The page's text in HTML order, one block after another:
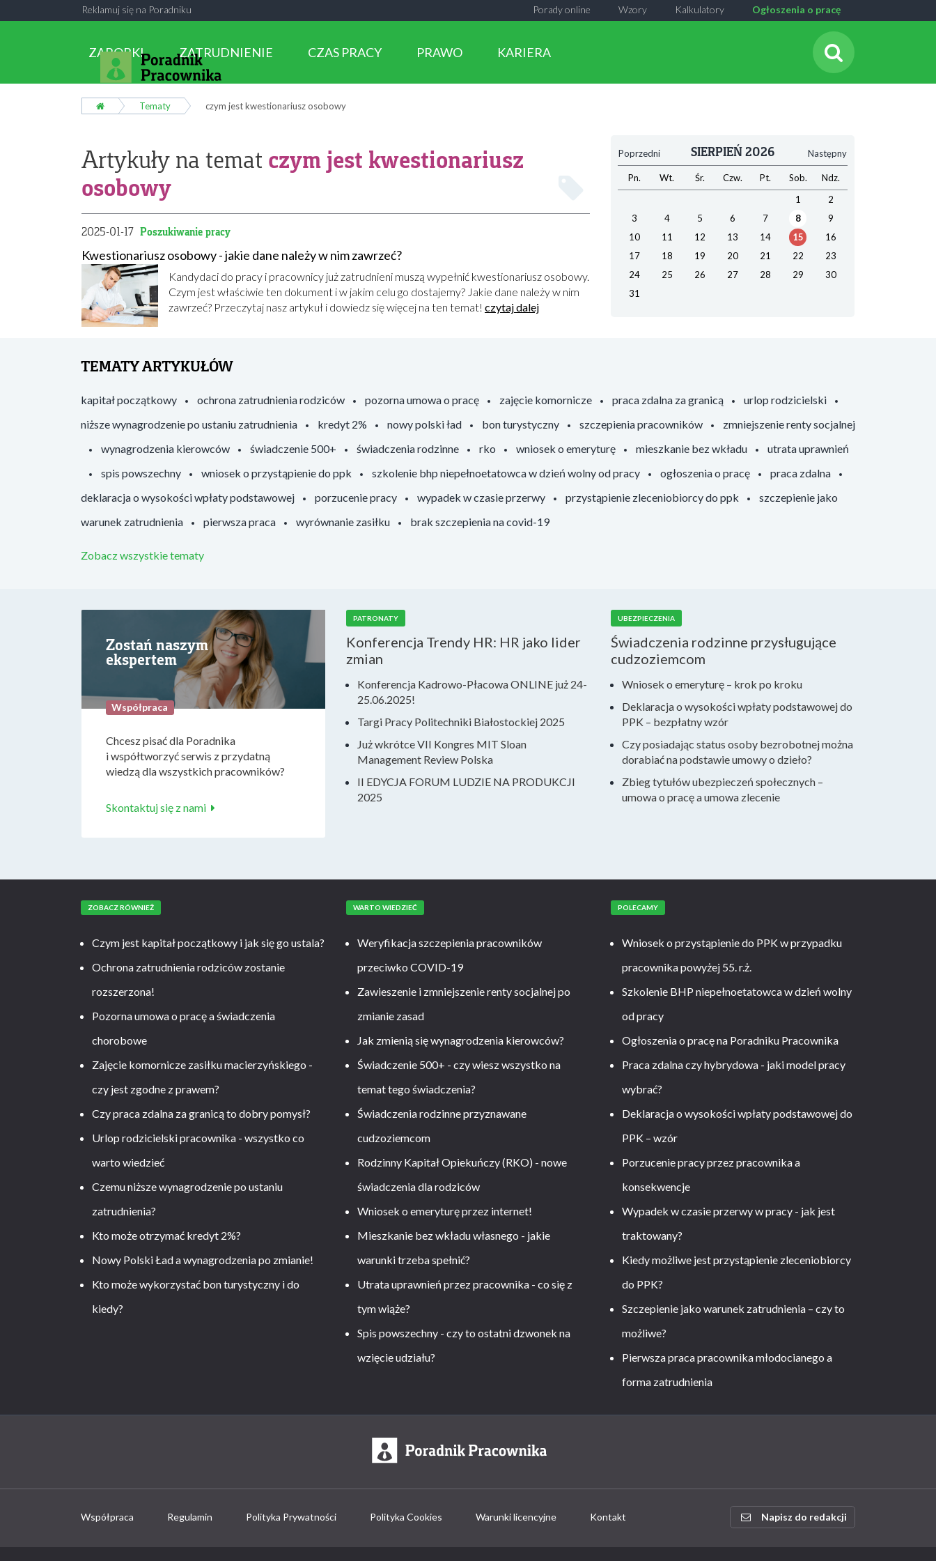
Reklamuj się na Poradniku Ogłoszenia o pracę
Kalkulatory
Wzory
Porady online
ZAROBKI ZATRUDNIENIE CZAS PRACY PRAWO KARIERA
Tematy czym jest kwestionariusz osobowy
Artykuły na temat czym jest kwestionariusz
osobowy
2025-01-17 Poszukiwanie pracy
Kwestionariusz osobowy - jakie dane należy w nim zawrzeć?
Kandydaci do pracy i pracownicy już zatrudnieni muszą wypełnić kwestionariusz osobowy.
Czym jest właściwie ten dokument i w jakim celu go dostajemy? Jakie dane należy w nim
zawrzeć? Przeczytaj nasz artykuł i dowiedz się więcej na ten temat! czytaj dalej
Poprzedni Następny
SIERPIEŃ 2026
Pn. Wt. Śr. Czw. Pt. Sob.
Ndz.
1
2
3
4 5 6 7 8
9
10
11 12 13 14 15
16
17
18 19 20 21 22
23
24
25 26 27 28 29
30
31
TEMATY ARTYKUŁÓW
kapitał początkowy ochrona zatrudnienia rodziców pozorna umowa o pracę zajęcie komornicze praca zdalna za granicą
urlop rodzicielski
niższe wynagrodzenie po ustaniu zatrudnienia
kredyt 2% nowy polski ład bon turystyczny szczepienia pracowników
zmniejszenie renty socjalnej
wynagrodzenia kierowców
świadczenie 500+ świadczenia rodzinne rko wniosek o emeryturę mieszkanie bez wkładu
utrata uprawnień
spis powszechny
wniosek o przystąpienie do ppk szkolenie bhp niepełnoetatowca w dzień wolny od pracy ogłoszenia o pracę
praca zdalna
deklaracja o wysokości wpłaty podstawowej
porzucenie pracy wypadek w czasie przerwy przystąpienie zleceniobiorcy do ppk
szczepienie jako
warunek zatrudnienia
pierwsza praca wyrównanie zasiłku brak szczepienia na covid-19
Zobacz wszystkie tematy
Zostań naszym
ekspertem
Współpraca
Chcesz pisać dla Poradnika
i współtworzyć serwis z przydatną
wiedzą dla wszystkich pracowników?
Skontaktuj się z nami
PATRONATY
Konferencja Trendy HR: HR jako lider
zmian
Konferencja Kadrowo-Płacowa ONLINE już 24-
25.06.2025!
Targi Pracy Politechniki Białostockiej 2025
Już wkrótce VII Kongres MIT Sloan
Management Review Polska
II EDYCJA FORUM LUDZIE NA PRODUKCJI
2025
UBEZPIECZENIA
Świadczenia rodzinne przysługujące
cudzoziemcom
Wniosek o emeryturę – krok po kroku
Deklaracja o wysokości wpłaty podstawowej do
PPK – bezpłatny wzór
Czy posiadając status osoby bezrobotnej można
dorabiać na podstawie umowy o dzieło?
Zbieg tytułów ubezpieczeń społecznych –
umowa o pracę a umowa zlecenie
ZOBACZ RÓWNIEŻ
Czym jest kapitał początkowy i jak się go ustala?
Ochrona zatrudnienia rodziców zostanie
rozszerzona!
Pozorna umowa o pracę a świadczenia
chorobowe
Zajęcie komornicze zasiłku macierzyńskiego -
czy jest zgodne z prawem?
Czy praca zdalna za granicą to dobry pomysł?
Urlop rodzicielski pracownika - wszystko co
warto wiedzieć
Czemu niższe wynagrodzenie po ustaniu
zatrudnienia?
Kto może otrzymać kredyt 2%?
Nowy Polski Ład a wynagrodzenia po zmianie!
Kto może wykorzystać bon turystyczny i do
kiedy?
WARTO WIEDZIEĆ
Weryfikacja szczepienia pracowników
przeciwko COVID-19
Zawieszenie i zmniejszenie renty socjalnej po
zmianie zasad
Jak zmienią się wynagrodzenia kierowców?
Świadczenie 500+ - czy wiesz wszystko na
temat tego świadczenia?
Świadczenia rodzinne przyznawane
cudzoziemcom
Rodzinny Kapitał Opiekuńczy (RKO) - nowe
świadczenia dla rodziców
Wniosek o emeryturę przez internet!
Mieszkanie bez wkładu własnego - jakie
warunki trzeba spełnić?
Utrata uprawnień przez pracownika - co się z
tym wiąże?
Spis powszechny - czy to ostatni dzwonek na
wzięcie udziału?
POLECAMY
Wniosek o przystąpienie do PPK w przypadku
pracownika powyżej 55. r.ż.
Szkolenie BHP niepełnoetatowca w dzień wolny
od pracy
Ogłoszenia o pracę na Poradniku Pracownika
Praca zdalna czy hybrydowa - jaki model pracy
wybrać?
Deklaracja o wysokości wpłaty podstawowej do
PPK – wzór
Porzucenie pracy przez pracownika a
konsekwencje
Wypadek w czasie przerwy w pracy - jak jest
traktowany?
Kiedy możliwe jest przystąpienie zleceniobiorcy
do PPK?
Szczepienie jako warunek zatrudnienia – czy to
możliwe?
Pierwsza praca pracownika młodocianego a
forma zatrudnienia
Współpraca Regulamin Polityka Prywatności Polityka Cookies Warunki licencyjne Kontakt Napisz do redakcji